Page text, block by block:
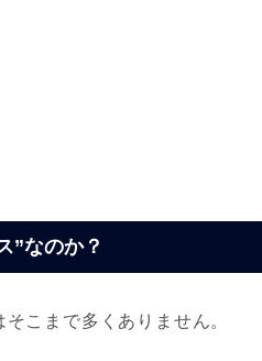
”なのか？
こまで多くありません。